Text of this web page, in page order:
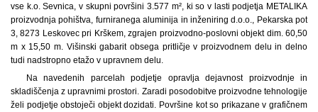
vse k.o. Sevnica, v skupni površini 3.577 m², ki so v lasti podjetja METALIKA
proizvodnja pohištva, furniranega aluminija in inženiring d.o.o., Pekarska pot
3, 8273 Leskovec pri Krškem, zgrajen proizvodno-poslovni objekt dim. 60,50
m x 15,50 m. Višinski gabarit obsega pritličje v proizvodnem delu in delno
tudi nadstropno etažo v upravnem delu.
Na navedenih parcelah podjetje opravlja dejavnost proizvodnje in
skladiščenja z upravnimi prostori. Zaradi posodobitve proizvodne tehnologije
želi podjetje obstoječi objekt dozidati. Površine kot so prikazane v grafičnem